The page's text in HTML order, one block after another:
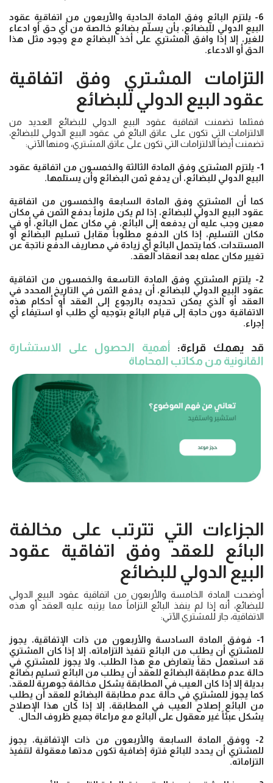
6- يلتزم البائع وفق المادة الحادية والأربعون من اتفاقية عقود
البيع الدولي للبضائع، بأن يسلّم بضائع خالصة من أي حق أو ادعاء
للغير، إلا إذا وافق المشتري على أخذ البضائع مع وجود مثل هذا
الحق أو الادعاء.
التزامات المشتري وفق اتفاقية
عقود البيع الدولي للبضائع
فمثلما تضمنت اتفاقية عقود البيع الدولي للبضائع العديد من
الالتزامات التي تكون على عاتق البائع في عقود البيع الدولي للبضائع،
تضمنت أيضاً الالتزامات التي تكون على عاتق المشتري، ومنها الآتي:
1- يلتزم المشترى وفق المادة الثالثة والخمسون من اتفاقية عقود
البيع الدولي للبضائع، أن يدفع ثمن البضائع وأن يستلمها.
كما أن المشتري وفق المادة السابعة والخمسون من اتفاقية
عقود البيع الدولي للبضائع، إذا لم يكن ملزماً بدفع الثمن في مكان
معين وجب عليه أن يدفعه إلى البائع، في مكان عمل البائع، أو في
مكان التسليم، إذا كان الدفع مطلوباً مقابل تسليم البضائع أو
المستندات، كما يتحمل البائع أي زيادة في مصاريف الدفع ناتجة عن
تغيير مكان عمله بعد انعقاد العقد.
2- يلتزم المشتري وفق المادة التاسعة والخمسون من اتفاقية
عقود البيع الدولي للبضائع، أن يدفع الثمن في التاريخ المحدد في
العقد أو الذي يمكن تحديده بالرجوع إلى العقد أو أحكام هذه
الاتفاقية دون حاجة إلى قيام البائع بتوجيه أي طلب أو استيفاء أي
إجراء.
قد يهمك قراءة: أهمية الحصول على الاستشارة
القانونية من مكاتب المحاماة
الجزاءات التي تترتب على مخالفة
البائع للعقد وفق اتفاقية عقود
البيع الدولي للبضائع
أوضحت المادة الخامسة والأربعون من اتفاقية عقود البيع الدولي
للبضائع، أنه إذا لم ينفذ البائع التزاماً مما يرتبه عليه العقد أو هذه
الاتفاقية، جاز للمشتري الآتي:
1- فوفق المادة السادسة والأربعون من ذات الإتفاقية، يجوز
للمشتري أن يطلب من البائع تنفيذ التزاماته، إلا إذا كان المشتري
قد استعمل حقاً يتعارض مع هذا الطلب، ولا يجوز للمشتري في
حالة عدم مطابقة البضائع للعقد أن يطلب من البائع تسليم بضائع
بديلة إلا إذا كان العيب في المطابقة يشكل مخالفة جوهرية للعقد،
كما يجوز للمشتري في حالة عدم مطابقة البضائع للعقد أن يطلب
من البائع إصلاح العيب في المطابقة، إلا إذا كان هذا الإصلاح
يشكل عبئاً غير معقول على البائع مع مراعاة جميع ظروف الحال.
2- ووفق المادة السابعة والأربعون من ذات الإتفاقية، يجوز
للمشتري أن يحدد للبائع فترة إضافية تكون مدتها معقولة لتنفيذ
التزاماته.